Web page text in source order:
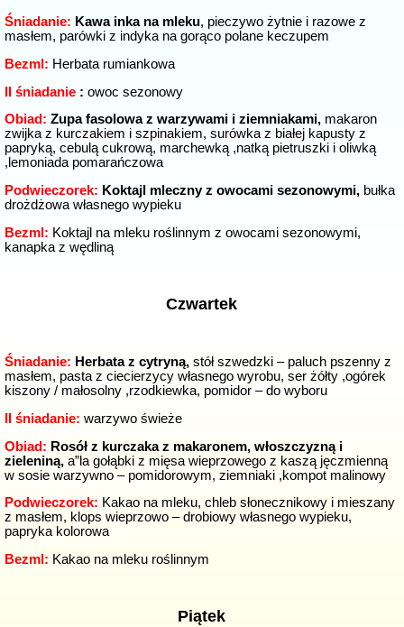
Śniadanie: Kawa inka na mleku, pieczywo żytnie i razowe z
masłem, parówki z indyka na gorąco polane keczupem
Bezml: Herbata rumiankowa
II śniadanie : owoc sezonowy
Obiad: Zupa fasolowa z warzywami i ziemniakami, makaron
zwijka z kurczakiem i szpinakiem, surówka z białej kapusty z
papryką, cebulą cukrową, marchewką ,natką pietruszki i oliwką
,lemoniada pomarańczowa
Podwieczorek: Koktajl mleczny z owocami sezonowymi, bułka
drożdżowa własnego wypieku
Bezml: Koktajl na mleku roślinnym z owocami sezonowymi,
kanapka z wędliną
Czwartek
Śniadanie: Herbata z cytryną, stół szwedzki – paluch pszenny z
masłem, pasta z ciecierzycy własnego wyrobu, ser żółty ,ogórek
kiszony / małosolny ,rzodkiewka, pomidor – do wyboru
II śniadanie: warzywo świeże
Obiad: Rosół z kurczaka z makaronem, włoszczyzną i
zieleniną, a”la gołąbki z mięsa wieprzowego z kaszą jęczmienną
w sosie warzywno – pomidorowym, ziemniaki ,kompot malinowy
Podwieczorek: Kakao na mleku, chleb słonecznikowy i mieszany
z masłem, klops wieprzowo – drobiowy własnego wypieku,
papryka kolorowa
Bezml: Kakao na mleku roślinnym
Piątek